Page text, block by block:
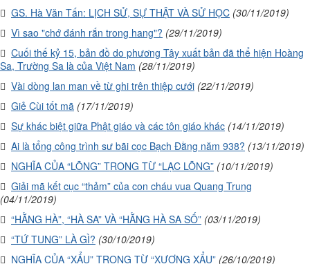
GS. Hà Văn Tấn: LỊCH SỬ, SỰ THẬT VÀ SỬ HỌC (30/11/2019)
Vì sao "chớ đánh rắn trong hang"? (29/11/2019)
Cuối thế kỷ 15, bản đồ do phương Tây xuất bản đã thể hiện Hoàng
Sa, Trường Sa là của Việt Nam (28/11/2019)
Vài dòng lan man về từ ghi trên thiệp cưới (22/11/2019)
Giẻ Cùi tốt mã (17/11/2019)
Sự khác biệt giữa Phật giáo và các tôn giáo khác (14/11/2019)
Ai là tổng công trình sư bãi cọc Bạch Đằng năm 938? (13/11/2019)
NGHĨA CỦA “LÕNG” TRONG TỪ “LẠC LÕNG” (10/11/2019)
Giải mã kết cục “thảm” của con cháu vua Quang Trung
(04/11/2019)
“HẰNG HÀ”, “HÀ SA” VÀ “HẰNG HÀ SA SỐ” (03/11/2019)
“TỨ TUNG” LÀ GÌ? (30/10/2019)
NGHĨA CỦA “XẨU” TRONG TỪ “XƯƠNG XẨU” (26/10/2019)